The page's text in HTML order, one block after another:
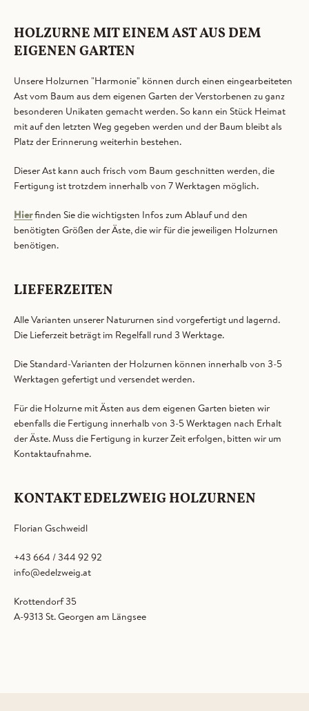
HOLZURNE MIT EINEM AST AUS DEM
EIGENEN GARTEN
Unsere Holzurnen "Harmonie" können durch einen eingearbeiteten
Ast vom Baum aus dem eigenen Garten der Verstorbenen zu ganz
besonderen Unikaten gemacht werden. So kann ein Stück Heimat
mit auf den letzten Weg gegeben werden und der Baum bleibt als
Platz der Erinnerung weiterhin bestehen.
Dieser Ast kann auch frisch vom Baum geschnitten werden, die
Fertigung ist trotzdem innerhalb von 7 Werktagen möglich.
Hierfinden Sie die wichtigsten Infos zum Ablauf und den
benötigten Größen der Äste, die wir für die jeweiligen Holzurnen
benötigen.
LIEFERZEITEN
Alle Varianten unserer Natururnen sind vorgefertigt und lagernd.
Die Lieferzeit beträgt im Regelfall rund 3 Werktage.
Die Standard-Varianten der Holzurnen können innerhalb von 3-5
Werktagen gefertigt und versendet werden.
Für die Holzurne mit Ästen aus dem eigenen Garten bieten wir
ebenfalls die Fertigung innerhalb von 3-5 Werktagen nach Erhalt
der Äste. Muss die Fertigung in kurzer Zeit erfolgen, bitten wir um
Kontaktaufnahme.
KONTAKT EDELZWEIG HOLZURNEN
Florian Gschweidl
+43 664 / 344 92 92
info@edelzweig.at
Krottendorf 35
A-9313 St. Georgen am Längsee